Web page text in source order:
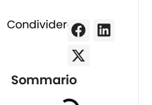
Condividere:
Sommario